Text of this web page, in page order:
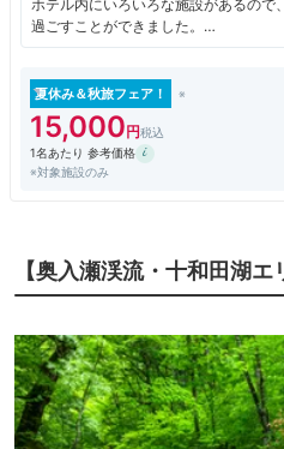
ホテル内にいろいろな施設があるので
過ごすことができました。
ただ、期待していたビュッフェはトマ
なりました。
アクティビティ等は楽しめました。
夏休み＆秋旅フェア！
15,000
1名あたり 参考価格
※対象施設のみ
【奥入瀬渓流・十和田湖エ